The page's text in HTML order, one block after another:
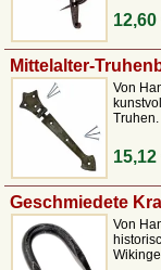
12,60
Mittelalter-
Von
15,12
Geschmiedete
Von